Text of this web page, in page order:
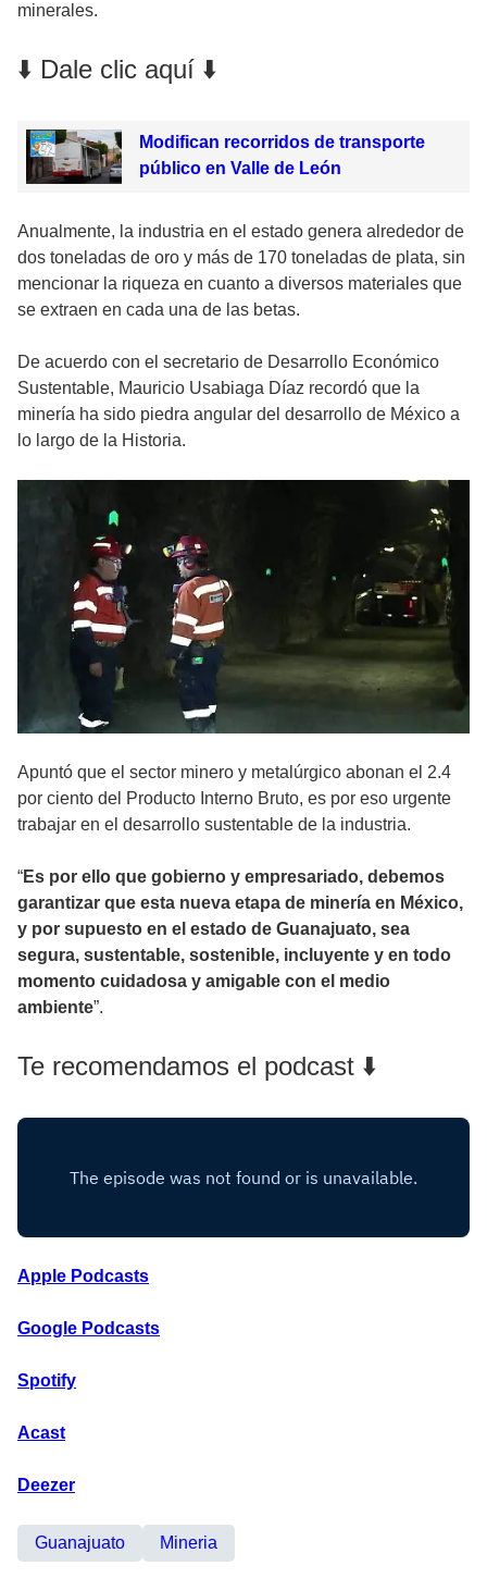
minerales.
⬇️ Dale clic aquí ⬇️
Modifican recorridos de transporte
público en Valle de León
Anualmente, la industria en el estado genera alrededor de
dos toneladas de oro y más de 170 toneladas de plata, sin
mencionar la riqueza en cuanto a diversos materiales que
se extraen en cada una de las betas.
De acuerdo con el secretario de Desarrollo Económico
Sustentable, Mauricio Usabiaga Díaz recordó que la
minería ha sido piedra angular del desarrollo de México a
lo largo de la Historia.
Apuntó que el sector minero y metalúrgico abonan el 2.4
por ciento del Producto Interno Bruto, es por eso urgente
trabajar en el desarrollo sustentable de la industria.
“Es por ello que gobierno y empresariado, debemos
garantizar que esta nueva etapa de minería en México,
y por supuesto en el estado de Guanajuato, sea
segura, sustentable, sostenible, incluyente y en todo
momento cuidadosa y amigable con el medio
ambiente”.
Te recomendamos el podcast ⬇️
Apple Podcasts
Google Podcasts
Spotify
Acast
Deezer
Guanajuato Mineria